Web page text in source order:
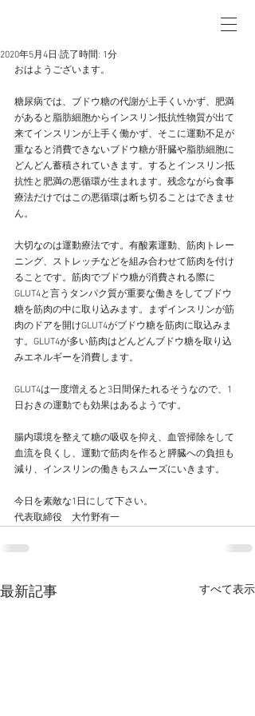
2020年5月4日 読了時間: 1分
おはようございます。
糖尿病では、ブドウ糖の代謝が上手くいかず、肥満
があると脂肪細胞からインスリン抵抗性物質が出て
来てインスリンが上手く働かず、そこに運動不足が
重なると消費できないブドウ糖が肝臓や脂肪細胞に
どんどん蓄積されていきます。するとインスリン抵
抗性と肥満の悪循環が生まれます。残念ながら食事
療法だけではこの悪循環は断ち切ることはできませ
ん。
大切なのは運動療法です。有酸素運動、筋肉トレー
ニング、ストレッチなどを組み合わせて筋肉を付け
ることです。筋肉でブドウ糖が消費される際に
GLUT4と言うタンパク質が重要な働きをしてブドウ
糖を筋肉の中に取り込みます。まずインスリンが筋
肉のドアを開けGLUT4がブドウ糖を筋肉に取込みま
す。GLUT4が多い筋肉はどんどんブドウ糖を取り込
みエネルギーを消費します。
GLUT4は一度増えると3日間保たれるそうなので、1
日おきの運動でも効果はあるようです。
腸内環境を整えて糖の吸収を抑え、血管掃除をして
血流を良くし、運動で筋肉を作ると膵臓への負担も
減り、インスリンの働きもスムーズにいきます。
今日を素敵な1日にして下さい。
代表取締役　大竹野有一
最新記事 すべて表示